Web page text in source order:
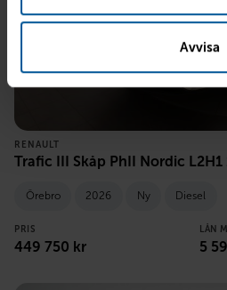
Avvisa
RENAULT
Trafic III Skåp PhII Nordic L2H1
Örebro 2026 Ny Diesel
PRIS
449 750 kr
LÅN
5